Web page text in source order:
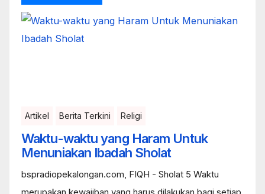
Artikel Berita Terkini Religi
Waktu-waktu yang Haram Untuk
Menuniakan Ibadah Sholat
bspradiopekalongan.com, FIQH - Sholat 5 Waktu